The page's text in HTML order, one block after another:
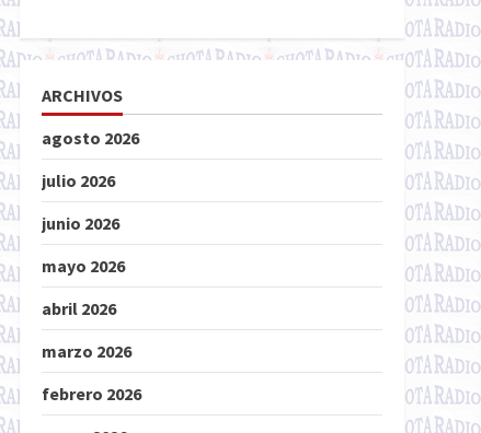
ARCHIVOS
agosto 2026
julio 2026
junio 2026
mayo 2026
abril 2026
marzo 2026
febrero 2026